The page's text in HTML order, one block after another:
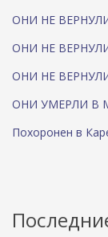
ОНИ НЕ
ОНИ НЕ
ОНИ НЕ
ОНИ УМЕРЛИ В
Похоронен в